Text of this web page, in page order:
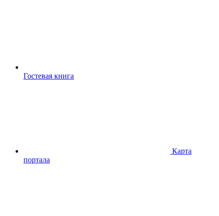
Гостевая книга
Карта
портала